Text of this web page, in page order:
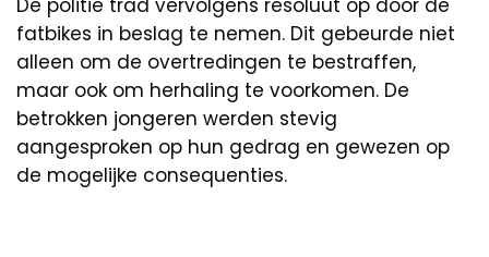
De politie trad vervolgens resoluut op door de
fatbikes in beslag te nemen. Dit gebeurde niet
alleen om de overtredingen te bestraffen,
maar ook om herhaling te voorkomen. De
betrokken jongeren werden stevig
aangesproken op hun gedrag en gewezen op
de mogelijke consequenties.